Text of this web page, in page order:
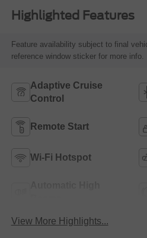
Highlighted Features
Feature availability subject to final
reference window sticker for more info.
Adaptive Cruise
Control
Remote Start
Wi-Fi Hotspot
View More Highlights...